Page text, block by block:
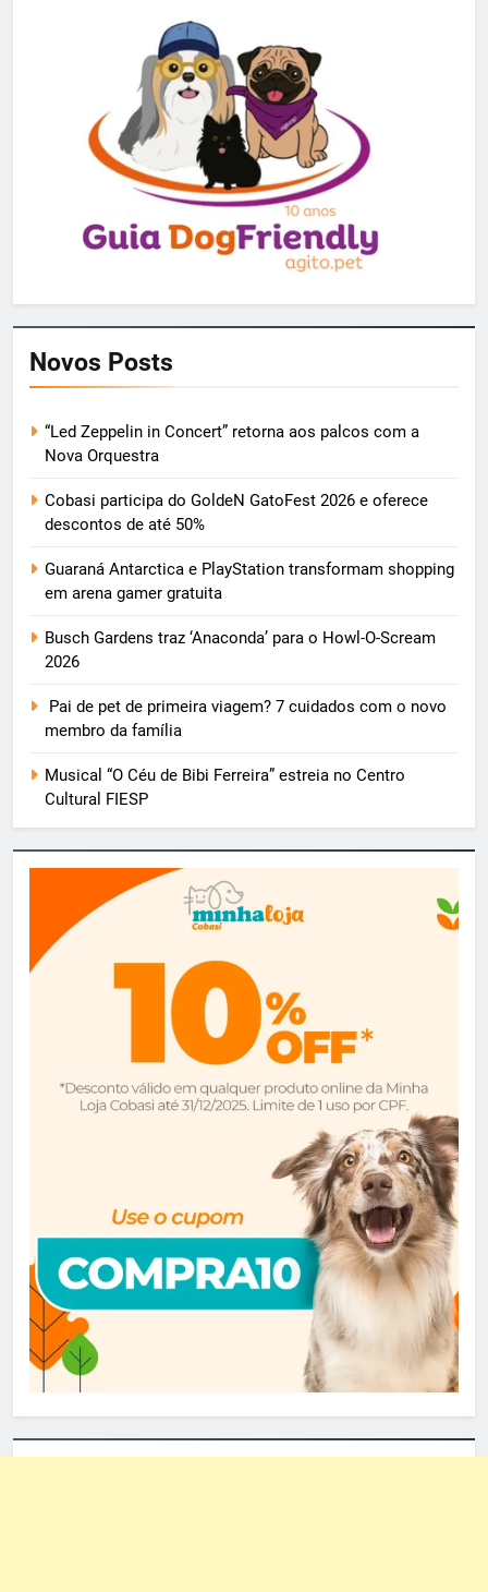
Novos Posts
“Led Zeppelin in Concert” retorna aos palcos com a
Nova Orquestra
Cobasi participa do GoldeN GatoFest 2026 e oferece
descontos de até 50%
Guaraná Antarctica e PlayStation transformam shopping
em arena gamer gratuita
Busch Gardens traz ‘Anaconda’ para o Howl-O-Scream
2026
Pai de pet de primeira viagem? 7 cuidados com o novo
membro da família
Musical “O Céu de Bibi Ferreira” estreia no Centro
Cultural FIESP